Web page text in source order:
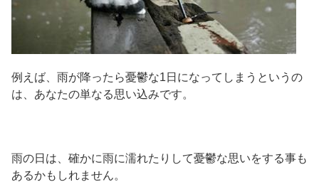
例えば、雨が降ったら憂鬱な1日になってしまうというの
は、あなたの単なる思い込みです。
雨の日は、確かに雨に濡れたりして憂鬱な思いをする事も
あるかもしれません。